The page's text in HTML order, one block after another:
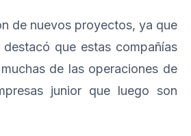
de nuevos proyectos, ya que
que estas compañías
de las operaciones de
junior que luego son